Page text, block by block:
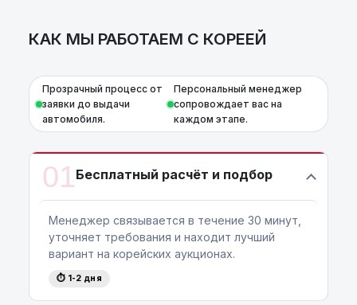
КАК МЫ РАБОТАЕМ С КОРЕЕЙ
Прозрачный процесс от
заявки до выдачи
автомобиля.
Персональный менеджер
сопровождает вас на
каждом этапе.
01Бесплатный расчёт и подбор
Менеджер связывается в течение 30 минут,
уточняет требования и находит лучший
вариант на корейских аукционах.
⏱ 1-2 дня